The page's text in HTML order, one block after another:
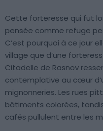
Cette forteresse qui fut
pensée comme refuge
C’est pourquoi à ce jour
village que d’une
Citadelle de Rasnov
contemplative au cœur
mignonneries. Les rues
bâtiments colorées,
cafés pullulent entre les